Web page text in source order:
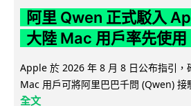
阿里 Qwen 正式駁入
大陸 Mac 用戶率先使用
Apple 於 2026 年 8 月 8 日公布指引，
Mac 用戶可將阿里巴巴千問 (Qwen) 接
全文